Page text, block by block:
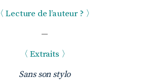
〈 Lecture de l’auteur ? 〉
—
〈 Extraits 〉
Sans son stylo